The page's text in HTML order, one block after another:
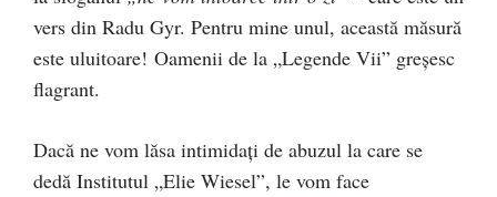
vers din Radu Gyr. Pentru mine unul, această măsură
este uluitoare! Oamenii de la „Legende Vii” greşesc
flagrant.
Dacă ne vom lăsa intimidaţi de abuzul la care se
dedă Institutul „Elie Wiesel”, le vom face